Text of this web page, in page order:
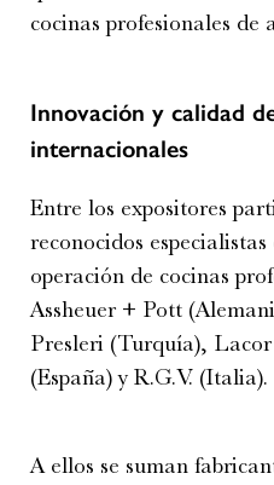
cocinas profesionales de
Innovación y calidad
internacionales
Entre los expositores
reconocidos
operación de cocinas
Assheuer + Pott
Presleri (Turquía),
(España) y R.G.V. (Italia).
A ellos se suman